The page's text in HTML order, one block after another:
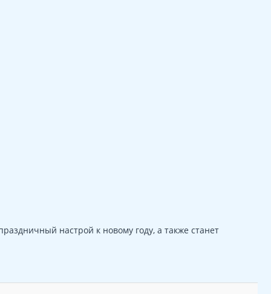
настрой к новому году, а также станет